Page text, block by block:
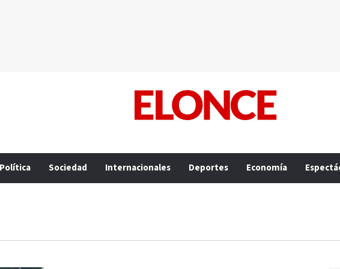
Política Sociedad Internacionales Deportes Economía